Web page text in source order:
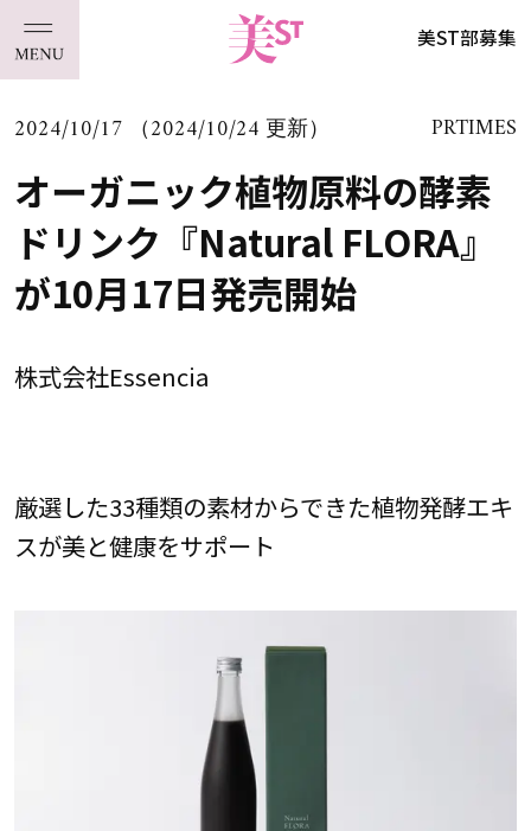
美ST部募集
2024/10/17 （2024/10/24 更新） PRTIMES
オーガニック植物原料の酵素
ドリンク『Natural FLORA』
が10月17日発売開始
株式会社Essencia
厳選した33種類の素材からできた植物発酵エキ
スが美と健康をサポート